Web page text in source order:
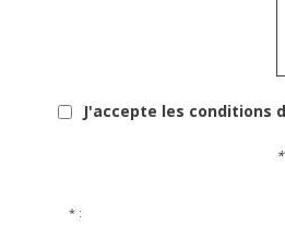
J'accepte les conditions
* :